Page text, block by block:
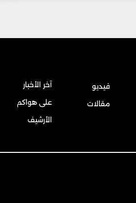
فيديو
مقالات
آخر الأخبار
على هواكم
الأرشيف